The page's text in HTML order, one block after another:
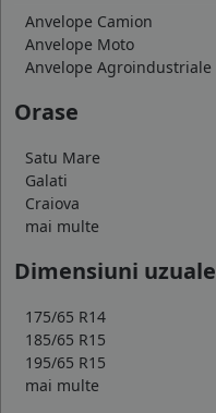
Anvelope Camion
Anvelope Moto
Anvelope Agroindustriale
Orase
Satu Mare
Galati
Craiova
mai multe
Dimensiuni uzuale
175/65 R14
185/65 R15
195/65 R15
mai multe